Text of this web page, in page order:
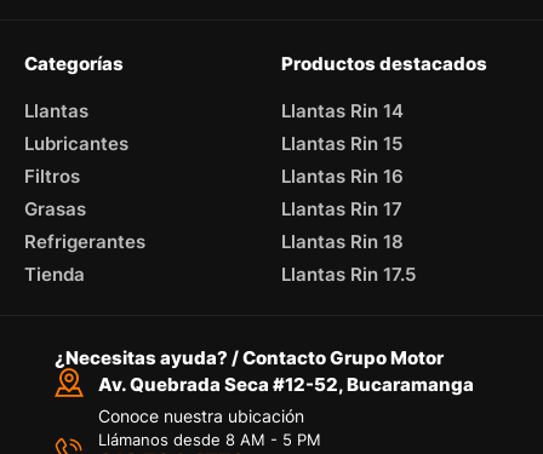
Categorías
Llantas
Lubricantes
Filtros
Grasas
Refrigerantes
Tienda
Productos destacados
Llantas Rin 14
Llantas Rin 15
Llantas Rin 16
Llantas Rin 17
Llantas Rin 18
Llantas Rin 17.5
¿Necesitas ayuda? / Contacto Grupo Motor
Av. Quebrada Seca #12-52, Bucaramanga
Conoce nuestra ubicación
Llámanos desde 8 AM - 5 PM